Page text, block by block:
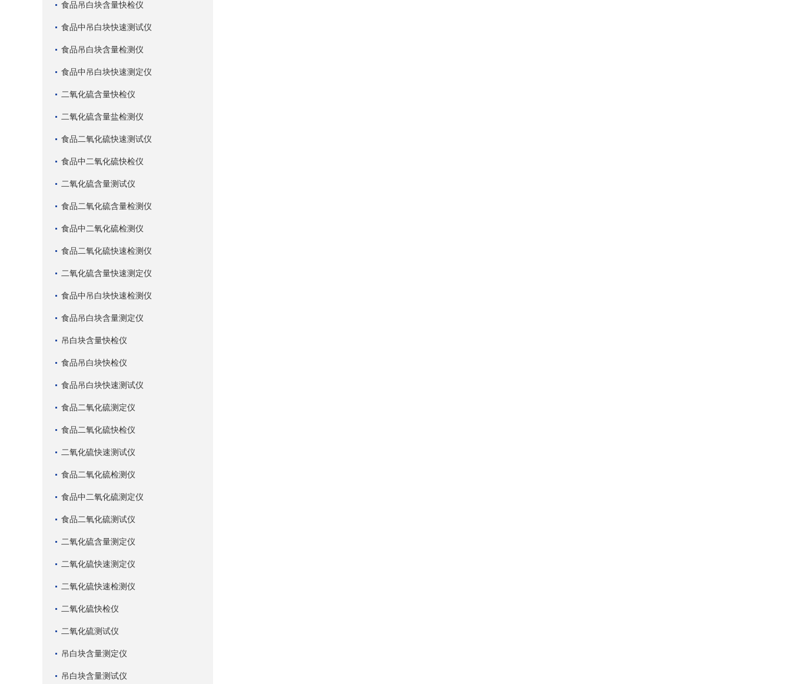
食品吊白块含量快检仪
食品中吊白块快速测试仪
食品吊白块含量检测仪
食品中吊白块快速测定仪
二氧化硫含量快检仪
二氧化硫含量盐检测仪
食品二氧化硫快速测试仪
食品中二氧化硫快检仪
二氧化硫含量测试仪
食品二氧化硫含量检测仪
食品中二氧化硫检测仪
食品二氧化硫快速检测仪
二氧化硫含量快速测定仪
食品中吊白块快速检测仪
食品吊白块含量测定仪
吊白块含量快检仪
食品吊白块快检仪
食品吊白块快速测试仪
食品二氧化硫测定仪
食品二氧化硫快检仪
二氧化硫快速测试仪
食品二氧化硫检测仪
食品中二氧化硫测定仪
食品二氧化硫测试仪
二氧化硫含量测定仪
二氧化硫快速测定仪
二氧化硫快速检测仪
二氧化硫快检仪
二氧化硫测试仪
吊白块含量测定仪
吊白块含量测试仪